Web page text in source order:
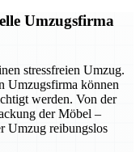
Umzugsfirma
stressfreien Umzug.
Umzugsfirma können
werden. Von der
der Möbel –
Umzug reibungslos